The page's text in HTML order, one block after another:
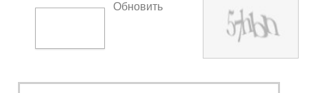
Обновить